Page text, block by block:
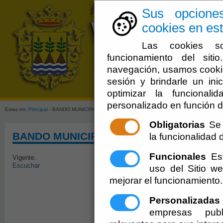
Sus
cookies en
Las cookies
funcionamiento del
navegación, usamos
sesión y brindarle un
optimizar la
personalizado en función
Obligatorias
la funcionalidad
Funcionales
uso del Sitio
mejorar el funcionamiento.
Personalizadas
empresas
Estas en: Principal - BANDO MUNICIPAL
BANDO MUNICIPAL
Vigente.
Escuchar
BANDO
EXCMO. AYUNTAMIENTO
HACE